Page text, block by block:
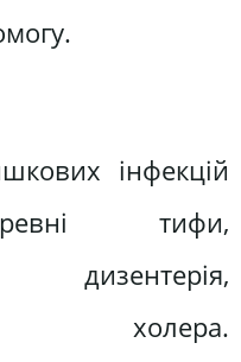
інфекцій
тифи,
холера.